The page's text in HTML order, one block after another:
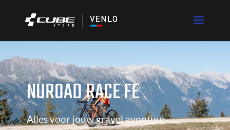
NUROAD RACE FE
Alles voor jouw gravel avontuur